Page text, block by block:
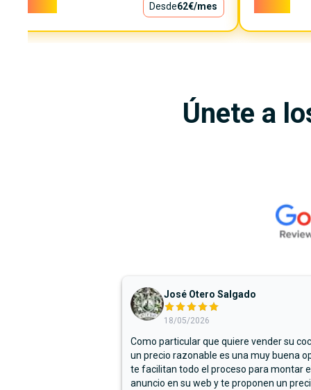
Desde62€/mes
Únete a
José Otero Salgado
18/05/2026
Como particular que quiere vender su
un precio razonable es una muy buena
te facilitan todo el proceso para montar el
anuncio en su web y te proponen un